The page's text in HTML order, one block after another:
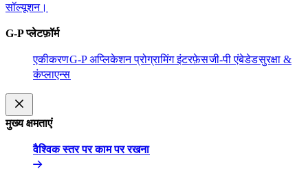
सॉल्यूशन।​​
G-P प्लेटफ़ॉर्म​​
एकीकरण​​G-P अप्लिकेशन प्रोग्रामिंग इंटरफ़ेस​​जी-पी एंबेडेड​​सुरक्षा &
कंप्लाएन्स​​
मुख्य क्षमताएं​​
वैश्विक स्तर पर काम पर रखना​​